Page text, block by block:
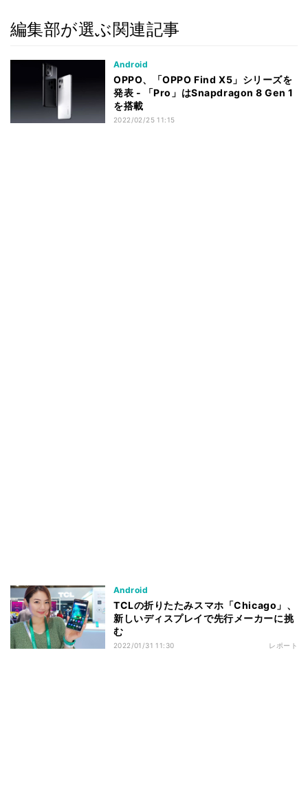
編集部が選ぶ関連記事
Android
OPPO、「OPPO Find X5」シリーズを
発表 - 「Pro」はSnapdragon 8 Gen 1
を搭載
2022/02/25 11:15
Android
TCLの折りたたみスマホ「Chicago」、
新しいディスプレイで先行メーカーに挑
む
2022/01/31 11:30 レポート